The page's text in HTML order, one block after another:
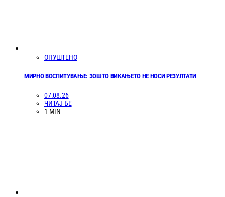
ОПУШТЕНО
МИРНО ВОСПИТУВАЊЕ: ЗОШТО ВИКАЊЕТО НЕ НОСИ РЕЗУЛТАТИ
07.08.26
ЧИТАЈ БЕ
1 MIN